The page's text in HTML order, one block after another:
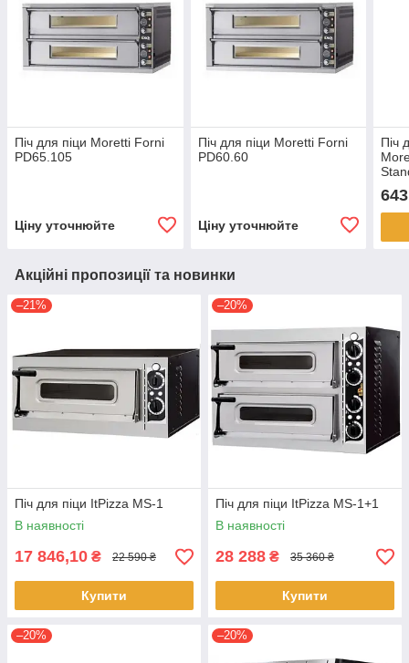
Піч для піци Moretti Forni
PD65.105
Ціну уточнюйте
Піч для піци Moretti Forni
PD60.60
Ціну уточнюйте
Піч
Акційні пропозиції та новинки
–21%
Піч для піци ItPizza MS-1
В наявності
17 846,10 ₴ 22 590 ₴
Купити
–20%
Піч для піци ItPizza MS-1+1
В наявності
28 288 ₴ 35 360 ₴
Купити
–20% –20%